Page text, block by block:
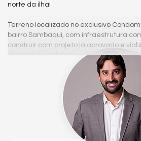
norte da ilha!
Terreno localizado no exclusivo
bairro Sambaqui, com infraestrutura
construir com projeto já aprovado e
de ARM-2.5. O lote possui ótima posição
fácil acesso dentro do condomínio.
Condomínio fechado com segurança e
Ruas pavimentadas e arborizadas
Rede elétrica e hidráulica subterrâneas
Espaço comum com área verde
Local tranquilo, com natureza